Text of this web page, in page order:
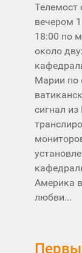
Телемост
вечером
18:00 по
около
Марии по
сигнал
Америка
любви...